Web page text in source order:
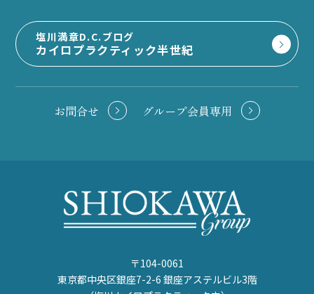
塩川満章D.C.ブログ
カイロプラクティック半世紀
お問合せ グループ会員専用
〒104-0061
東京都中央区銀座7-2-6 銀座アステルビル3階